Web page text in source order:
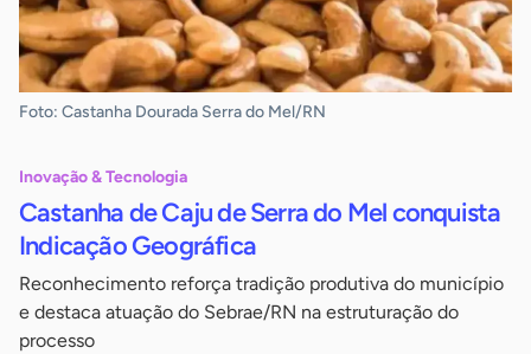
Foto: Castanha Dourada Serra do Mel/RN
Inovação & Tecnologia
Castanha de Caju de Serra do Mel conquista
Indicação Geográfica
Reconhecimento reforça tradição produtiva do município
e destaca atuação do Sebrae/RN na estruturação do
processo